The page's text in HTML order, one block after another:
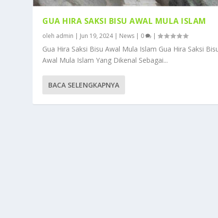
GUA HIRA SAKSI BISU AWAL MULA ISLAM
oleh admin | Jun 19, 2024| News | 0 |
Gua Hira Saksi Bisu Awal Mula Islam Gua Hira Saksi
Awal Mula Islam Yang Dikenal Sebagai...
BACA SELENGKAPNYA